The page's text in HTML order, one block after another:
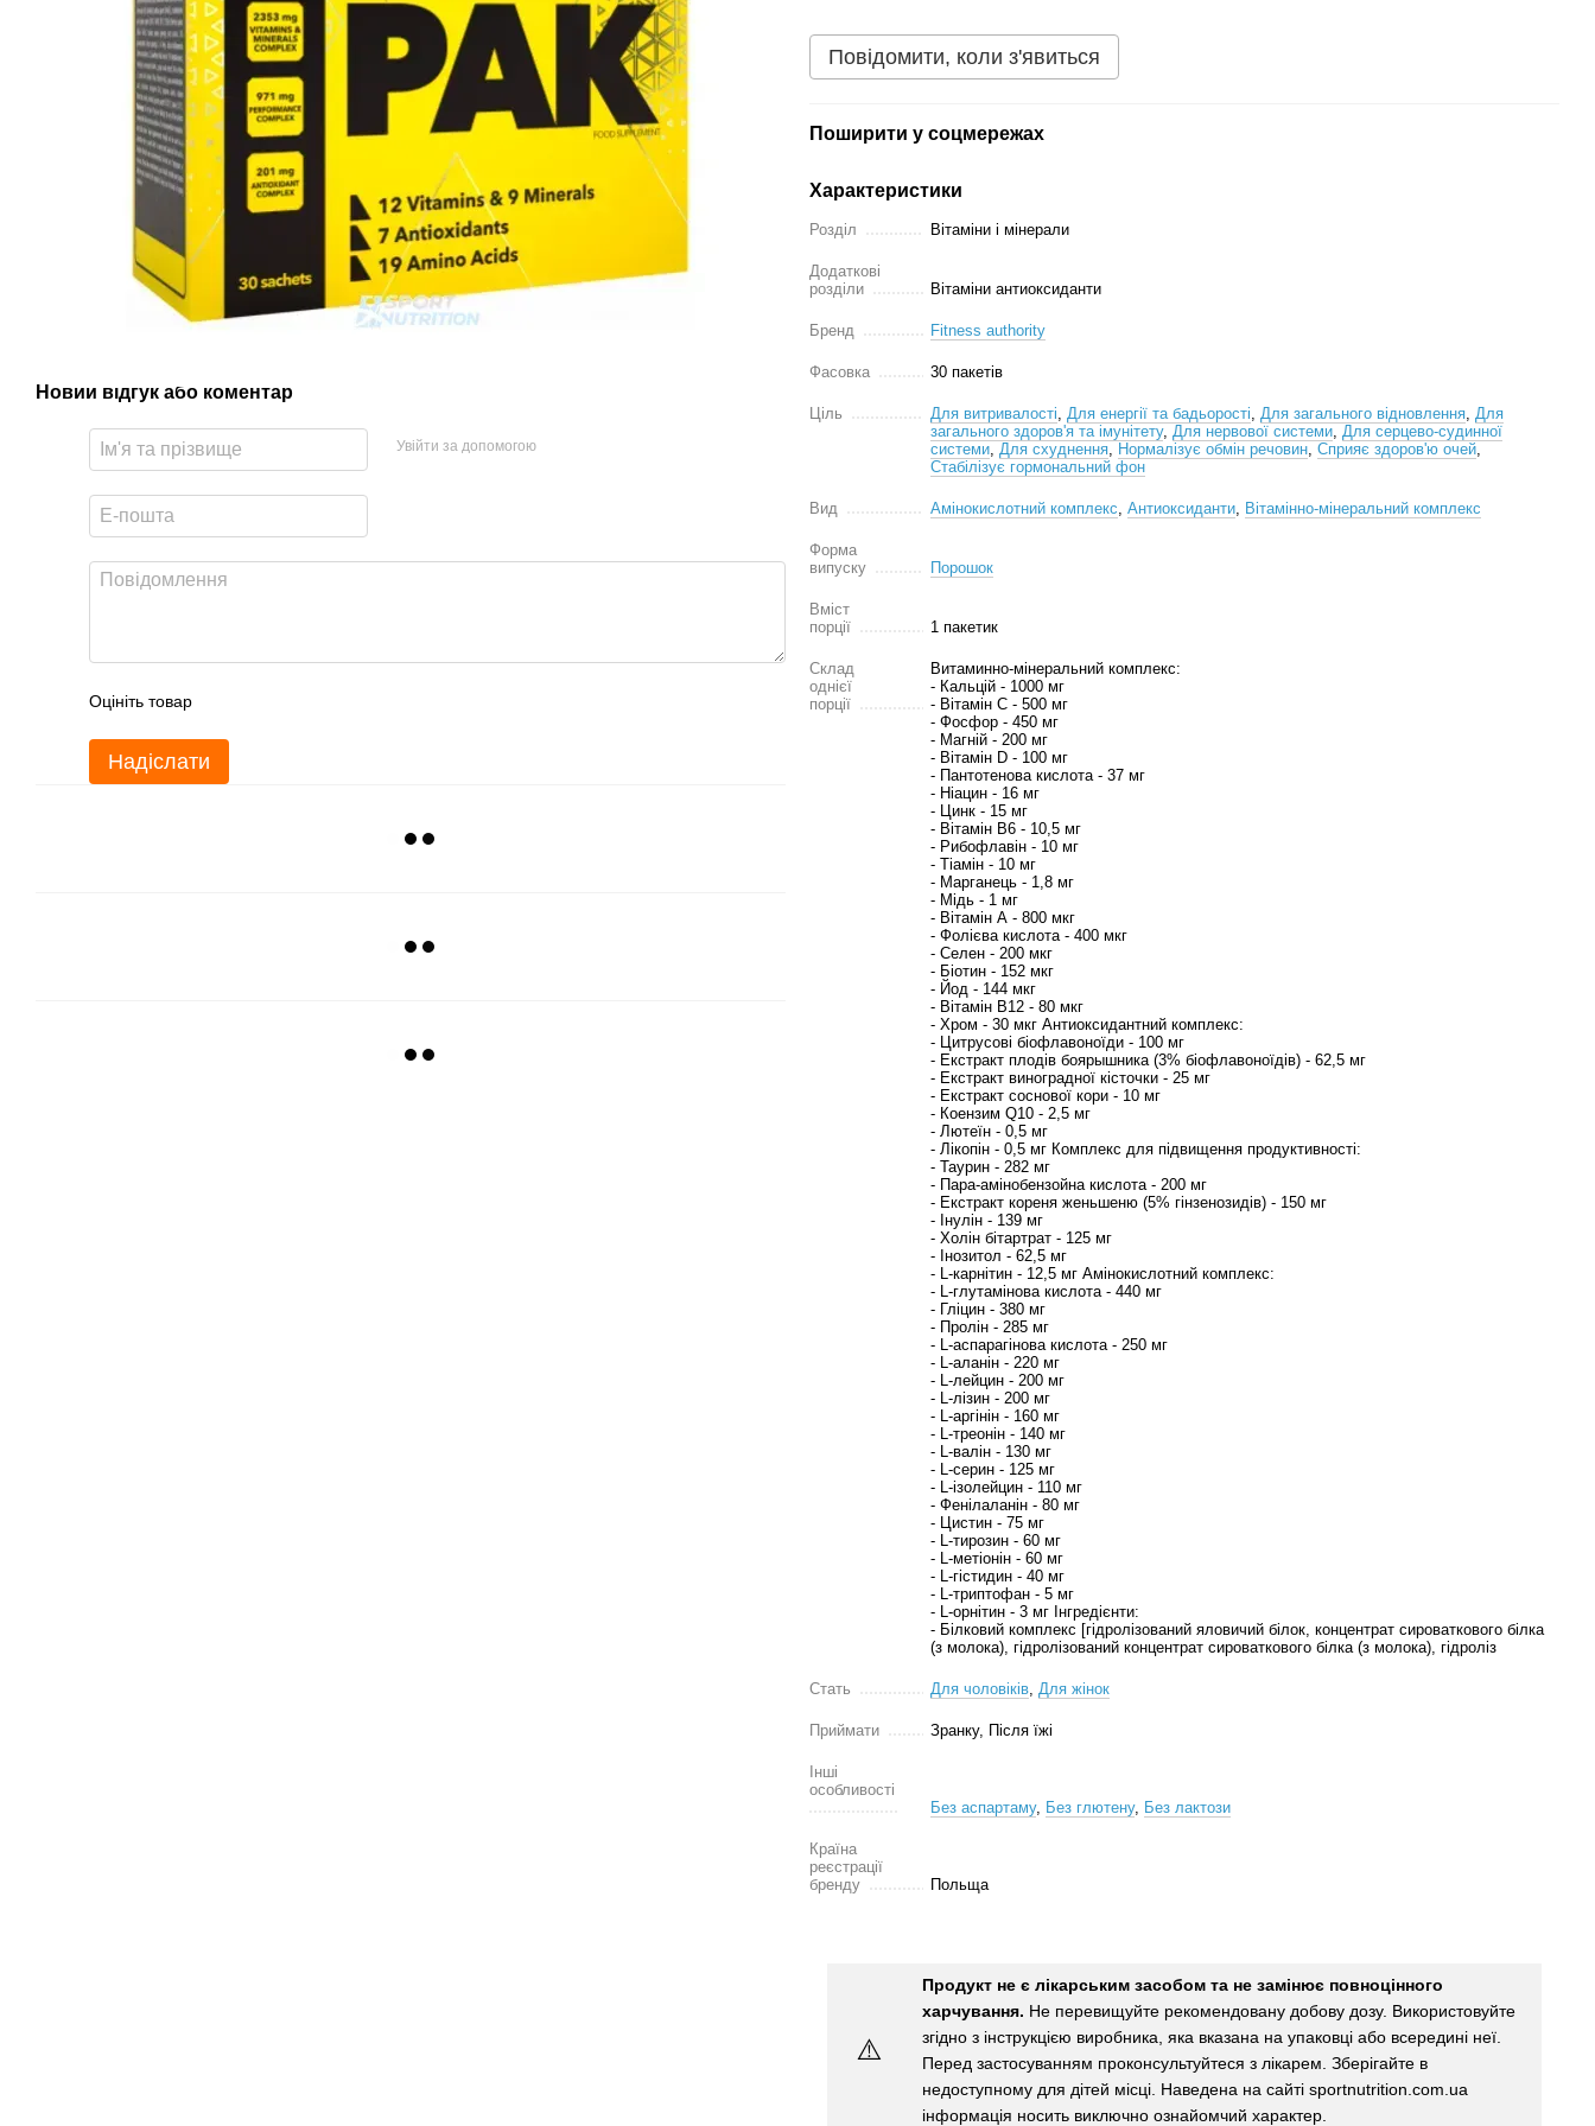
Новий відгук або коментар
Увійти за допомогою
Оцініть товар
Надіслати
Повідомити, коли з'явиться
Поширити у соцмережах
Характеристики
Розділ Вітаміни і мінерали
Додаткові
розділи
Вітаміни антиоксиданти
Бренд Fitness authority
Фасовка 30 пакетів
Ціль Для витривалості, Для енергії та бадьорості, Для загального відновлення, Для
загального здоров'я та імунітету, Для нервової системи, Для серцево-судинної
системи, Для схуднення, Нормалізує обмін речовин, Сприяє здоров'ю очей,
Стабілізує гормональний фон
Вид Амінокислотний комплекс, Антиоксиданти, Вітамінно-мінеральний комплекс
Форма
випуску
Порошок
Вміст
порції
1 пакетик
Склад
однієї
порції
Витаминно-мінеральний комплекс:
- Кальцій - 1000 мг
- Вітамін C - 500 мг
- Фосфор - 450 мг
- Магній - 200 мг
- Вітамін D - 100 мг
- Пантотенова кислота - 37 мг
- Ніацин - 16 мг
- Цинк - 15 мг
- Вітамін B6 - 10,5 мг
- Рибофлавін - 10 мг
- Тіамін - 10 мг
- Марганець - 1,8 мг
- Мідь - 1 мг
- Вітамін А - 800 мкг
- Фолієва кислота - 400 мкг
- Селен - 200 мкг
- Біотин - 152 мкг
- Йод - 144 мкг
- Вітамін B12 - 80 мкг
- Хром - 30 мкг Антиоксидантний комплекс:
- Цитрусові біофлавоноїди - 100 мг
- Екстракт плодів боярышника (3% біофлавоноїдів) - 62,5 мг
- Екстракт виноградної кісточки - 25 мг
- Екстракт соснової кори - 10 мг
- Коензим Q10 - 2,5 мг
- Лютеїн - 0,5 мг
- Лікопін - 0,5 мг Комплекс для підвищення продуктивності:
- Таурин - 282 мг
- Пара-амінобензойна кислота - 200 мг
- Екстракт кореня женьшеню (5% гінзенозидів) - 150 мг
- Інулін - 139 мг
- Холін бітартрат - 125 мг
- Інозитол - 62,5 мг
- L-карнітин - 12,5 мг Амінокислотний комплекс:
- L-глутамінова кислота - 440 мг
- Гліцин - 380 мг
- Пролін - 285 мг
- L-аспарагінова кислота - 250 мг
- L-аланін - 220 мг
- L-лейцин - 200 мг
- L-лізин - 200 мг
- L-аргінін - 160 мг
- L-треонін - 140 мг
- L-валін - 130 мг
- L-серин - 125 мг
- L-ізолейцин - 110 мг
- Фенілаланін - 80 мг
- Цистин - 75 мг
- L-тирозин - 60 мг
- L-метіонін - 60 мг
- L-гістидин - 40 мг
- L-триптофан - 5 мг
- L-орнітин - 3 мг Інгредієнти:
- Білковий комплекс [гідролізований яловичий білок, концентрат сироваткового білка
(з молока), гідролізований концентрат сироваткового білка (з молока), гідроліз
Стать Для чоловіків, Для жінок
Приймати Зранку, Після їжі
Інші
особливості
Без аспартаму, Без глютену, Без лактози
Країна
реєстрації
бренду
Польща
⚠️
Продукт не є лікарським засобом та не замінює повноцінного
харчування. Не перевищуйте рекомендовану добову дозу. Використовуйте
згідно з інструкцією виробника, яка вказана на упаковці або всередині неї.
Перед застосуванням проконсультуйтеся з лікарем. Зберігайте в
недоступному для дітей місці. Наведена на сайті sportnutrition.com.ua
інформація носить виключно ознайомчий характер.